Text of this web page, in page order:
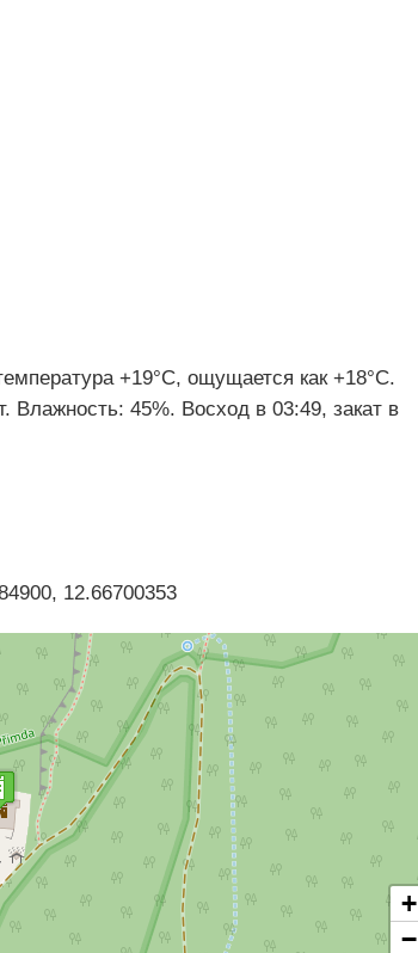
+19°C, ощущается как +18°C.
Влажность: 45%. Восход в 03:49, закат в
12.66700353
+
−